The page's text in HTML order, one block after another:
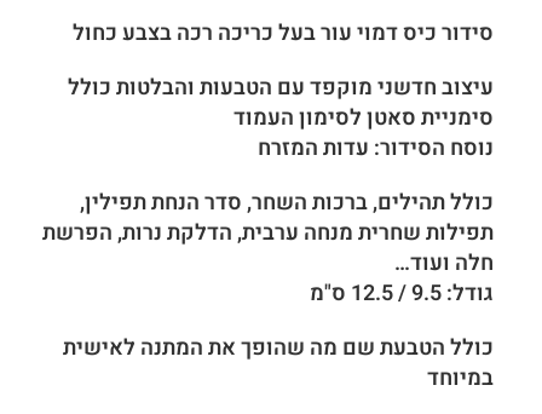
סידור כיס דמוי עור בעל כריכה רכה בצבע כחול
עיצוב חדשני מוקפד עם הטבעות והבלטות כולל
סימניית סאטן לסימון העמוד
נוסח הסידור: עדות המזרח
כולל תהילים, ברכות השחר, סדר הנחת תפילין,
תפילות שחרית מנחה ערבית, הדלקת נרות, הפרשת
חלה ועוד…
גודל: 9.5 / 12.5 ס"מ
כולל הטבעת שם מה שהופך את המתנה לאישית
במיוחד